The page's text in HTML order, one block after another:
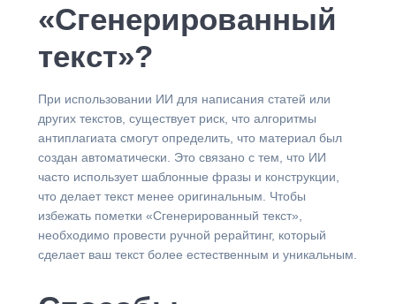
«Сгенерированный
текст»?
При использовании ИИ для написания статей или
других текстов, существует риск, что алгоритмы
антиплагиата смогут определить, что материал был
создан автоматически. Это связано с тем, что ИИ
часто использует шаблонные фразы и конструкции,
что делает текст менее оригинальным. Чтобы
избежать пометки «Сгенерированный текст»,
необходимо провести ручной рерайтинг, который
сделает ваш текст более естественным и уникальным.